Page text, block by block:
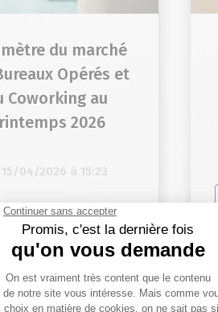
du marché
Opérés et
Coworking au
2026
04/2026 à 15:23
Lire la suite